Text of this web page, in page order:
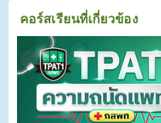
คอร์สเรียนที่เกี่ยวข้อง